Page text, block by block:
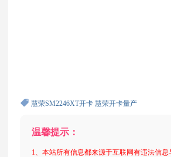
慧荣SM2246XT开卡 慧荣开卡量产
温馨提示：
1、本站所有信息都来源于互联网有违法信